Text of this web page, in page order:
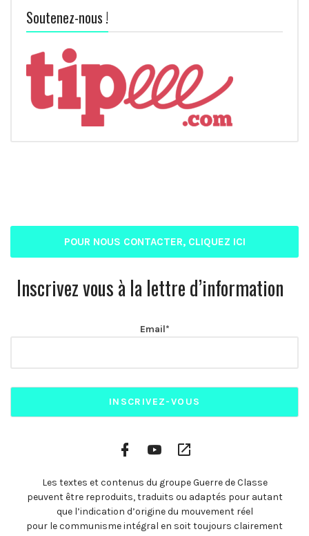
Soutenez-nous !
POUR NOUS CONTACTER, CLIQUEZ ICI
Inscrivez vous à la lettre d’information
Email*
Facebook
Profile
YouTube
Channel
Les textes et contenus du groupe Guerre de Classe
peuvent être reproduits, traduits ou adaptés pour autant
que l’indication d’origine du mouvement réel
pour le communisme intégral en soit toujours clairement